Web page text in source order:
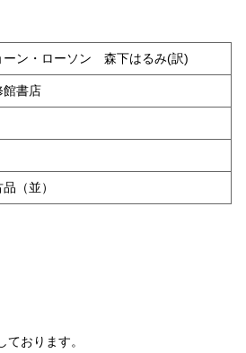
ーン・ローソン 森下はるみ(訳)
館書店
（並）
おります。